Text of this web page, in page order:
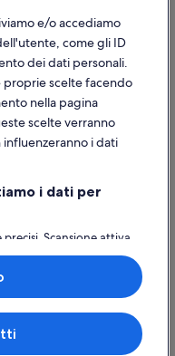
o una casa vacanze
contenuti di siti esterni.
Group. Tutti i diritti riservati.
e/o accediamo
come gli ID
dei dati personali.
proprie scelte facendo
nella pagina
scelte verranno
i dati
i dati per
Scansione attiva
ai fini
su dispositivo
personalizzati,
e degli
di servizi.